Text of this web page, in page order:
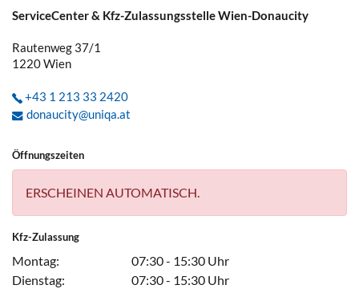
ServiceCenter & Kfz-Zulassungsstelle Wien-Donaucity
Rautenweg 37/1
1220Wien
+43 1 213 33 2420
donaucity@uniqa.at
Öffnungszeiten
ERSCHEINEN AUTOMATISCH.
Kfz-Zulassung
Montag:
07:30 - 15:30 Uhr
Dienstag:
07:30 - 15:30 Uhr